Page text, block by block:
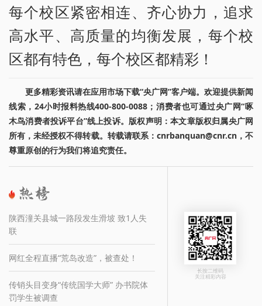
每个校区紧密相连、齐心协力，追求
高水平、高质量的均衡发展，每个校
区都有特色，每个校区都精彩！
更多精彩资讯请在应用市场下载“央广网”客户端。欢迎提供新闻
线索，24小时报料热线400-800-0088；消费者也可通过央广网“啄
木鸟消费者投诉平台”线上投诉。版权声明：本文章版权归属央广网
所有，未经授权不得转载。转载请联系：cnrbanquan@cnr.cn，不
尊重原创的行为我们将追究责任。
陕西潼关县城一路段发生滑坡 致1人失
联
网红全程直播“荒岛改造”，被查处！
传销头目变身“传统国学大师” 办书院体
罚学生被调查
长按二维码
关注精彩内容